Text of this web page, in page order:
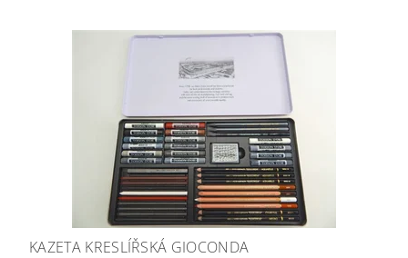
KAZETA KRESLÍŘSKÁ GIOCONDA